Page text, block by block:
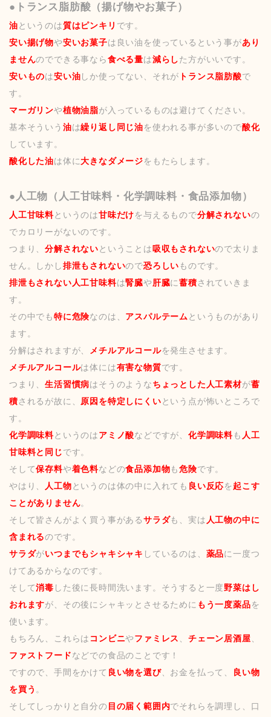
●トランス脂肪酸（揚げ物やお菓子）
油というのは質はピンキリ です。
安い揚げ物や安いお菓子は良い油を使っているという事があり
ませんのでできる事なら食べる量は減らした方がいいです。
安いものは安い油しか使ってない、それが トランス脂肪酸で
す。
マーガリンや植物油脂が入っているものは避けてください。
基本そういう 油は繰り返し同じ油を使われる事が多いので酸化
しています。
酸化した油は体に大きなダメージをもたらします。
●人工物（人工甘味料・化学調味料・食品添加物）
人工甘味料というのは甘味だけを与えるもので分解されないの
でカロリーがないのです。
つまり、分解されないということは 吸収もされないので太りま
せん。しかし排泄もされないので恐ろしいものです。
排泄もされない人工甘味料は腎臓や肝臓に蓄積されていきま
す。
その中でも特に危険なのは、 アスパルテーム というものがあり
ます。
分解はされますが、
メチルアルコールを発生させます。
メチルアルコールは体には有害な物質です。
つまり、生活習慣病はそうのようなちょっとした人工素材が蓄
積されるが故に、 原因を特定しにくいという点が怖いところで
す。
化学調味料というのはアミノ酸などですが、化学調味料も 人工
甘味料と同じです。
そして保存料や着色料などの食品添加物も危険です。
やはり、
人工物というのは体の中に入れても 良い反応を起こす
ことがありません。
そして皆さんがよく買う事があるサラダも、実は 人工物の中に
含まれるのです。
サラダがいつまでもシャキシャキ しているのは、 薬品に一度つ
けてあるからなのです。
そして消毒 した後に長時間洗います。そうすると一度野菜はし
おれますが、その後にシャキッとさせるために もう一度薬品を
使います。
もちろん、これらは コンビニやファミレス 、チェーン居酒屋
ファストフードなどでの食品のことです！
ですので、手間をかけて 良い物を選び、お金を払って、
良い物
を買う 。
そしてしっかりと自分の 目の届く範囲内でそれらを調理し、口